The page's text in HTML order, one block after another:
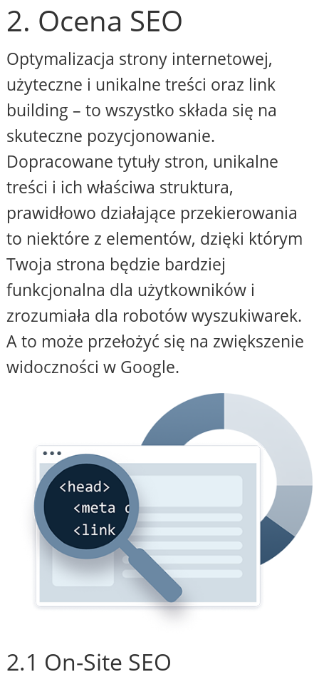
2. Ocena SEO
Optymalizacja strony internetowej,
użyteczne i unikalne treści oraz link
building – to wszystko składa się na
skuteczne pozycjonowanie.
Dopracowane tytuły stron, unikalne
treści i ich właściwa struktura,
prawidłowo działające przekierowania
to niektóre z elementów, dzięki którym
Twoja strona będzie bardziej
funkcjonalna dla użytkowników i
zrozumiała dla robotów wyszukiwarek.
A to może przełożyć się na zwiększenie
widoczności w Google.
2.1 On-Site SEO